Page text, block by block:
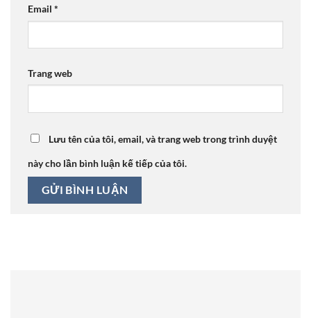
Email *
Trang web
Lưu tên của tôi, email, và trang web trong trình duyệt
này cho lần bình luận kế tiếp của tôi.